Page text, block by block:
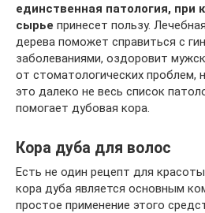
единственная патология, при
сырье принесет пользу.
дерева поможет справиться с
заболеваниями, оздоровит
от стоматологических проблем,
это далеко не весь список
помогает дубовая кора.
Кора дуба для волос
Есть не один рецепт для
кора дуба является основным
простое применение этого